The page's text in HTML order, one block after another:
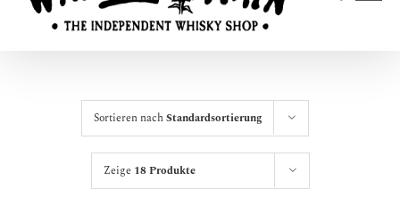
Sortieren nachStandardsortierung
Zeige 18 Produkte